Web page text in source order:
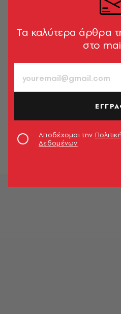
Tα καλύτερα άρθρα
στο
Αποδέχομαι την
Δεδομένων